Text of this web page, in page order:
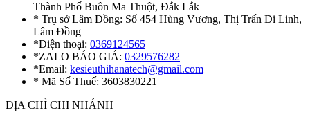
Thành Phố Buôn Ma Thuột, Đắk Lắk
* Trụ sở Lâm Đồng: Số 454 Hùng Vương, Thị Trấn Di Linh,
Lâm Đồng
*Điện thoại: 0369124565
*ZALO BÁO GIÁ: 0329576282
*Email: kesieuthihanatech@gmail.com
* Mã Số Thuế: 3603830221
ĐỊA CHỈ CHI NHÁNH